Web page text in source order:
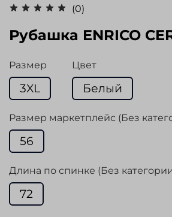
(0)
Рубашка ENRICO
Размер
3XL
Цвет
Белый
Размер маркетплейс (Без
56
Длина по спинке (Без
72